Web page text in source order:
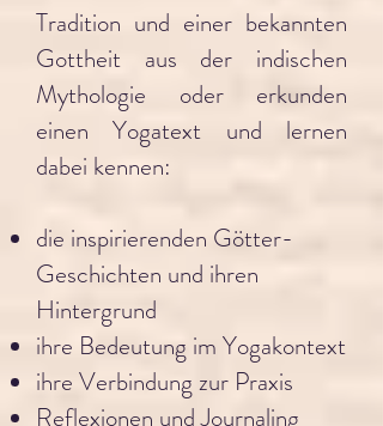
Tradition und einer bekannten
Gottheit aus der indischen
Mythologie oder erkunden
einen Yogatext und lernen
dabei kennen:
die inspirierenden Götter-
Geschichten und ihren
Hintergrund
ihre Bedeutung im Yogakontext
ihre Verbindung zur Praxis
Reflexionen und Journaling